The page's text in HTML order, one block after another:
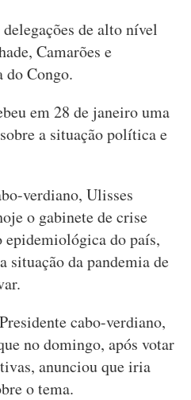
de alto nível
Camarões e
do Congo.
em 28 de janeiro uma
a situação política e
verdiano, Ulisses
o gabinete de crise
epidemiológica do país,
situação da pandemia de
cabo-verdiano,
no domingo, após votar
anunciou que iria
o tema.